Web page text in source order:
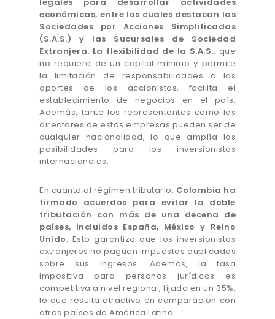
económicas, entre los cuales destacan las
Sociedades por Acciones Simplificadas
(S.A.S.) y las Sucursales de Sociedad
Extranjera. La flexibilidad de la S.A.S., que
no requiere de un capital mínimo y permite
la limitación de responsabilidades a los
aportes de los accionistas, facilita el
establecimiento de negocios en el país.
Además, tanto los representantes como los
directores de estas empresas pueden ser de
cualquier nacionalidad, lo que amplía las
posibilidades para los inversionistas
internacionales.
En cuanto al régimen tributario, Colombia ha
firmado acuerdos para evitar la doble
tributación con más de una decena de
países, incluidos España, México y Reino
Unido. Esto garantiza que los inversionistas
extranjeros no paguen impuestos duplicados
sobre sus ingresos. Además, la tasa
impositiva para personas jurídicas es
competitiva a nivel regional, fijada en un 35%,
lo que resulta atractivo en comparación con
otros países de América Latina.